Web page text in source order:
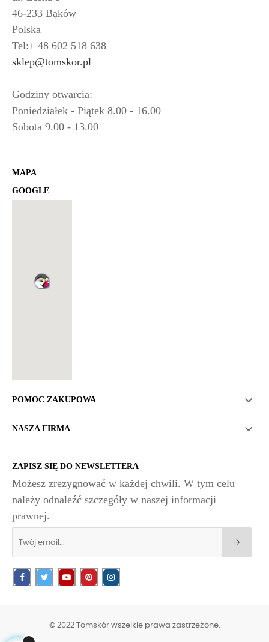
46-233 Bąków
Polska
Tel:+ 48 602 518 638
sklep@tomskor.pl
Godziny otwarcia:
Poniedziałek - Piątek 8.00 - 16.00
Sobota 9.00 - 13.00
MAPA
GOOGLE
POMOC ZAKUPOWA 
NASZA FIRMA 
ZAPISZ SIĘ DO NEWSLETTERA
Możesz zrezygnować w każdej chwili. W tym celu
należy odnaleźć szczegóły w naszej informacji
prawnej.
© 2022 Tomskór wszelkie prawa zastrzeżone.